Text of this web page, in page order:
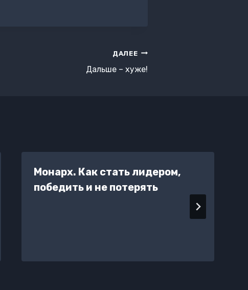
ДАЛЕЕ
Дальше – хуже!
Монарх. Как стать лидером,
победить и не потерять